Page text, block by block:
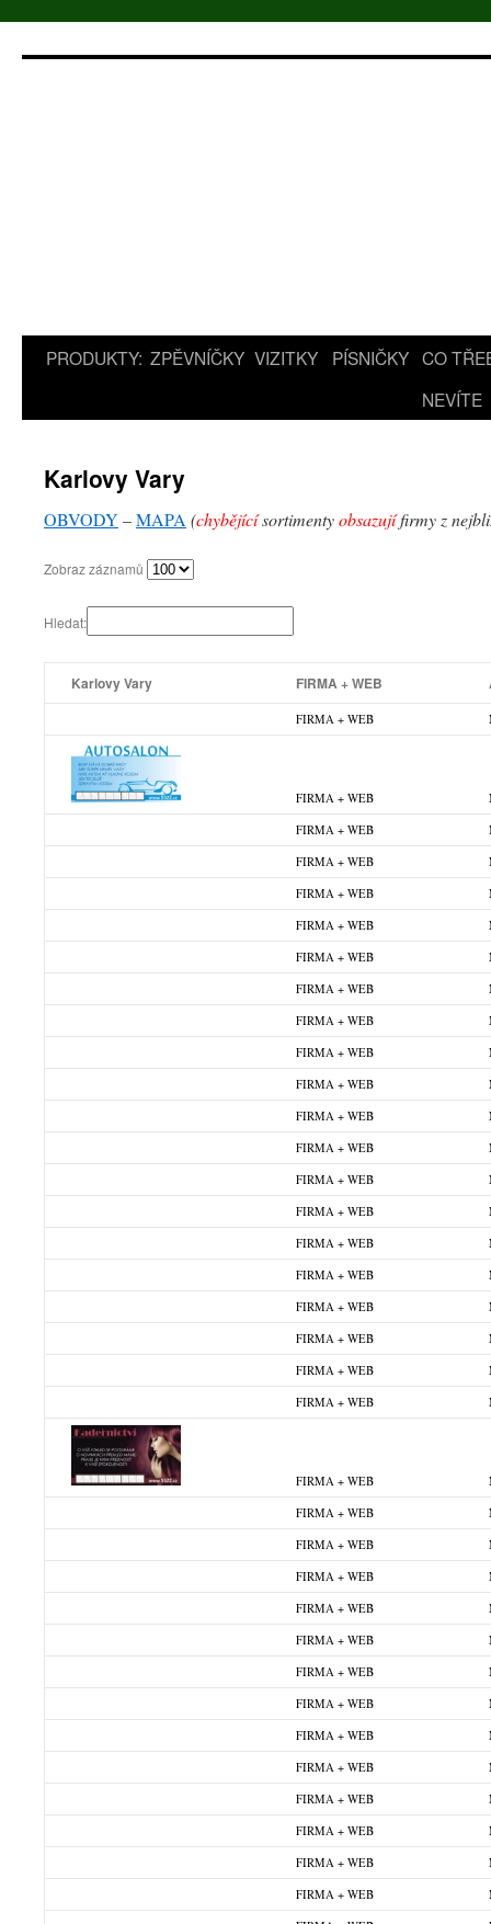
PRODUKTY: ZPĚVNÍČKY VIZITKY PÍSNIČKY CO
NEVÍTE
Karlovy Vary
OBVODY –MAPA (chybějícísortimentyobsazujífirmy z
Zobraz záznamů
Hledat:
Karlovy Vary FIRMA + WEB
FIRMA + WEB
FIRMA + WEB
FIRMA + WEB
FIRMA + WEB
FIRMA + WEB
FIRMA + WEB
FIRMA + WEB
FIRMA + WEB
FIRMA + WEB
FIRMA + WEB
FIRMA + WEB
FIRMA + WEB
FIRMA + WEB
FIRMA + WEB
FIRMA + WEB
FIRMA + WEB
FIRMA + WEB
FIRMA + WEB
FIRMA + WEB
FIRMA + WEB
FIRMA + WEB
FIRMA + WEB
FIRMA + WEB
FIRMA + WEB
FIRMA + WEB
FIRMA + WEB
FIRMA + WEB
FIRMA + WEB
FIRMA + WEB
FIRMA + WEB
FIRMA + WEB
FIRMA + WEB
FIRMA + WEB
FIRMA + WEB
FIRMA + WEB